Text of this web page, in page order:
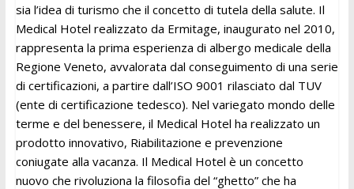
sia l’idea di turismo che il concetto di tutela della salute. Il
Medical Hotel realizzato da Ermitage, inaugurato nel 2010,
rappresenta la prima esperienza di albergo medicale della
Regione Veneto, avvalorata dal conseguimento di una serie
di certificazioni, a partire dall’ISO 9001 rilasciato dal TUV
(ente di certificazione tedesco). Nel variegato mondo delle
terme e del benessere, il Medical Hotel ha realizzato un
prodotto innovativo, Riabilitazione e prevenzione
coniugate alla vacanza. Il Medical Hotel è un concetto
nuovo che rivoluziona la filosofia del “ghetto” che ha